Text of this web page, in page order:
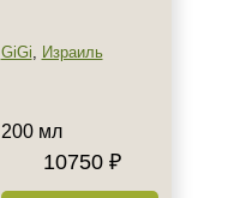
GiGi, Израиль
200 мл
10750 ₽